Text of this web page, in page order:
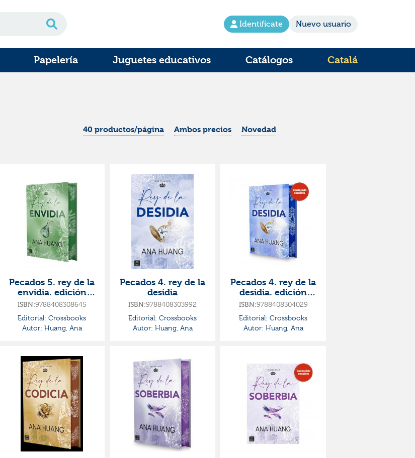
Identifícate Nuevo usuario
Papelería Juguetes educativos Catálogos Catalá
40 productos/página Ambos precios Novedad
Pecados 5. rey de la
envidia. edición
especial
ISBN:9788408308645
Editorial: Crossbooks
Autor: Huang, Ana
Pecados 4. rey de la
desidia
ISBN:9788408303992
Editorial: Crossbooks
Autor: Huang, Ana
Pecados 4. rey de la
desidia. edición
especial
ISBN:9788408304029
Editorial: Crossbooks
Autor: Huang, Ana